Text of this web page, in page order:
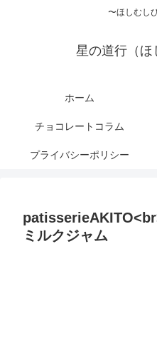
〜ほしむし
星の道行（ほ
ホーム
チョコレートコラム
プライバシーポリシー
ミルクジャム